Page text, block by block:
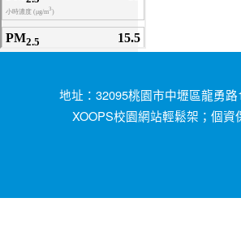
地址：32095桃園市中壢區龍勇
XOOPS校園網站輕鬆架； 個資